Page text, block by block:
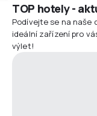
TOP hotely -
Podívejte se na naše
ideální zařízení pro
výlet!